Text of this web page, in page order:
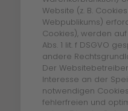
Website (z. B.
Webpublikums)
Cookies), werden
Abs. 1 lit. f DSGVO
andere
Der
Interesse an der
notwendigen
fehlerfreien und